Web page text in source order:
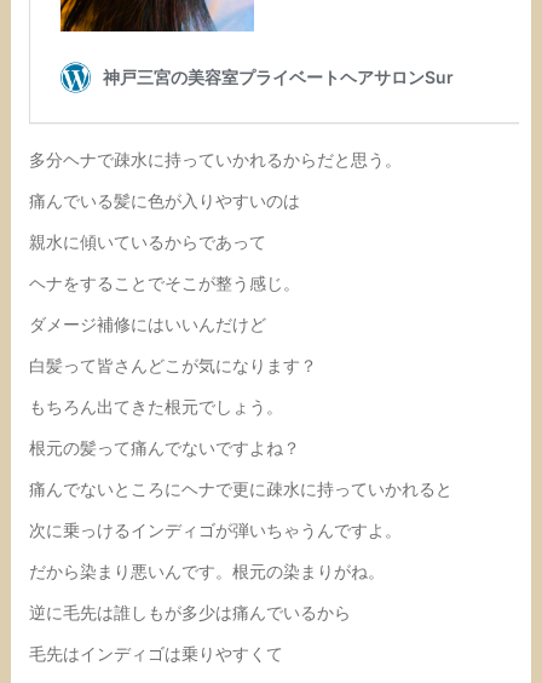
多分ヘナで疎水に持っていかれるからだと思う。
痛んでいる髪に色が入りやすいのは
親水に傾いているからであって
ヘナをすることでそこが整う感じ。
ダメージ補修にはいいんだけど
白髪って皆さんどこが気になります？
もちろん出てきた根元でしょう。
根元の髪って痛んでないですよね？
痛んでないところにヘナで更に疎水に持っていかれると
次に乗っけるインディゴが弾いちゃうんですよ。
だから染まり悪いんです。根元の染まりがね。
逆に毛先は誰しもが多少は痛んでいるから
毛先はインディゴは乗りやすくて